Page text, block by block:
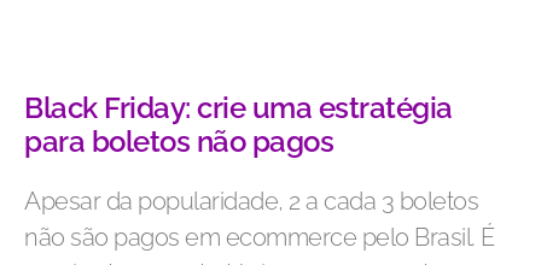
Black Friday: crie uma estratégia
para boletos não pagos
Apesar da popularidade, 2 a cada 3 boletos
não são pagos em ecommerce pelo Brasil. É